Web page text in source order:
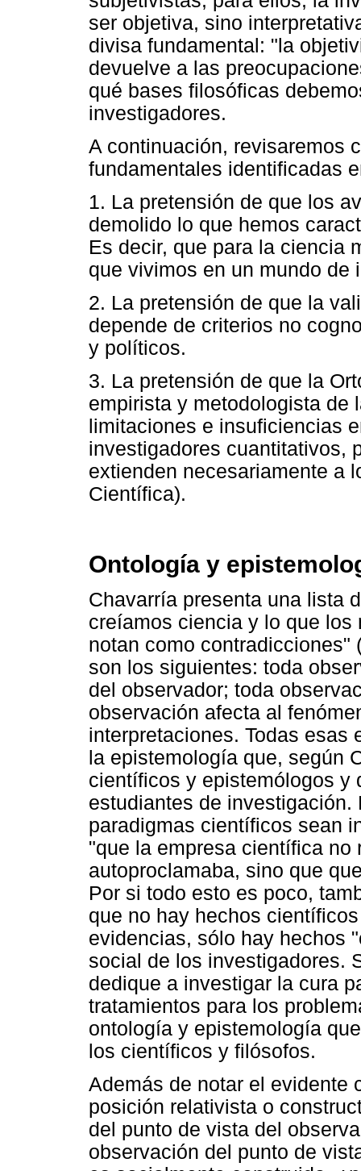
ser objetiva, sino
divisa fundamental: "la
devuelve a las
qué bases filosóficas
investigadores.
A continuación, revisaremos
fundamentales identificadas
1. La pretensión de que los
demolido lo que hemos
Es decir, que para la ciencia
que vivimos en un mundo de
2. La pretensión de que la
depende de criterios no
y políticos.
3. La pretensión de que la
empirista y metodologista de
limitaciones e insuficiencias
investigadores cuantitativos,
extienden necesariamente a
Científica).
Ontología y
Chavarría presenta una lista
creíamos ciencia y lo que
notan como
son los siguientes: toda
del observador; toda
observación afecta al
interpretaciones. Todas
la epistemología que, según
científicos y epistemólogos y
estudiantes de
paradigmas científicos sean
"que la empresa científica
autoproclamaba, sino que
Por si todo esto es poco,
que no hay hechos
evidencias, sólo hay hechos
social de los investigadores.
dedique a investigar la cura
tratamientos para los
ontología y epistemología
los científicos y filósofos.
Además de notar el evidente
posición relativista o
del punto de vista del
observación del punto de